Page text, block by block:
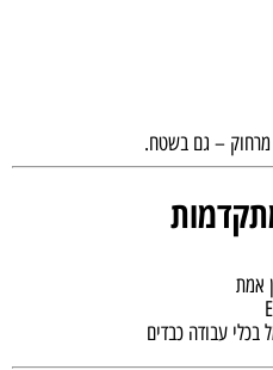
מרחוק – גם בשטח.
אמת
עבודה כבדים